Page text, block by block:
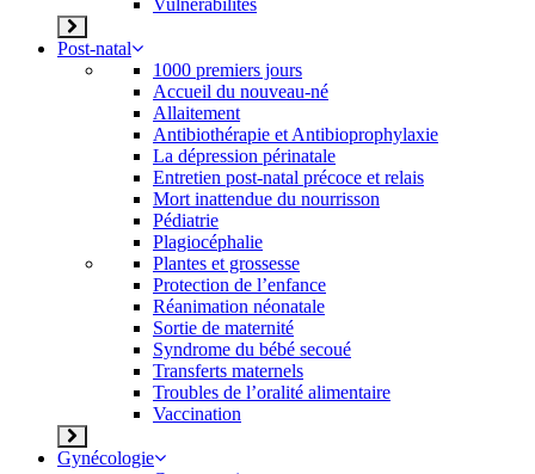
Vulnérabilités
Post-natal
1000 premiers jours
Accueil du nouveau-né
Allaitement
Antibiothérapie et Antibioprophylaxie
La dépression périnatale
Entretien post-natal précoce et relais
Mort inattendue du nourrisson
Pédiatrie
Plagiocéphalie
Plantes et grossesse
Protection de l’enfance
Réanimation néonatale
Sortie de maternité
Syndrome du bébé secoué
Transferts maternels
Troubles de l’oralité alimentaire
Vaccination
Gynécologie